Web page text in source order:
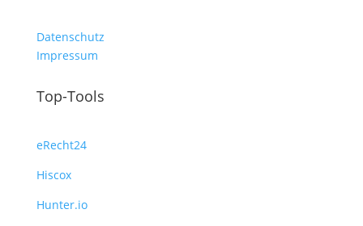
Datenschutz
Impressum
Top-Tools
eRecht24
Hiscox
Hunter.io